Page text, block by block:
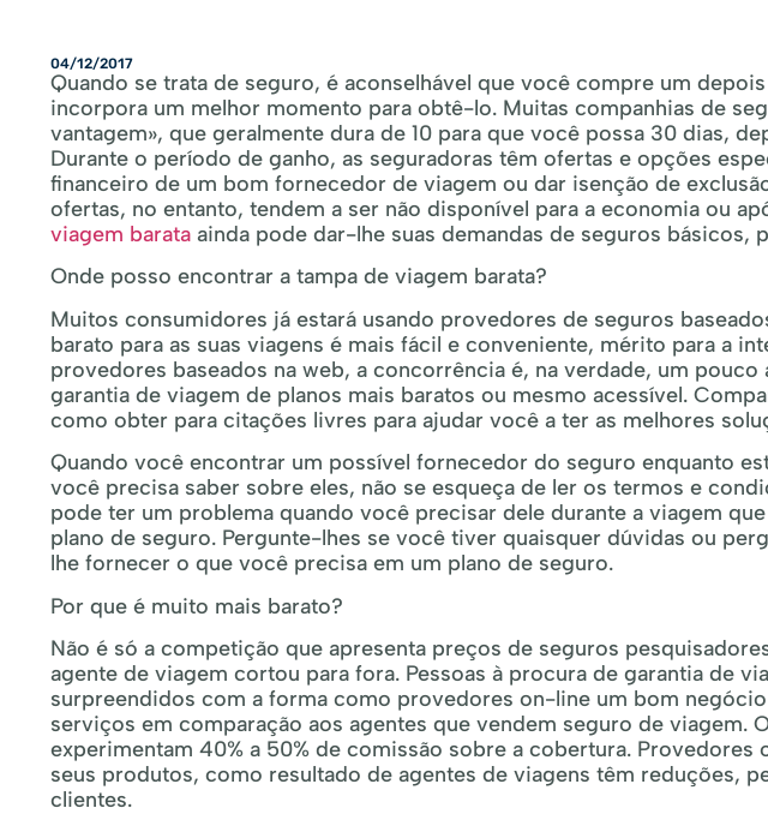
04/12/2017
Quando se trata de seguro, é aconselhável que você compre um
incorpora um melhor momento para obtê-lo. Muitas companhias de
vantagem», que geralmente dura de 10 para que você possa 30 dias,
Durante o período de ganho, as seguradoras têm ofertas e opções
financeiro de um bom fornecedor de viagem ou dar isenção de
ofertas, no entanto, tendem a ser não disponível para a economia ou
viagem barata ainda pode dar-lhe suas demandas de seguros básicos,
Onde posso encontrar a tampa de viagem barata?
Muitos consumidores já estará usando provedores de seguros
barato para as suas viagens é mais fácil e conveniente, mérito para a
provedores baseados na web, a concorrência é, na verdade, um
garantia de viagem de planos mais baratos ou mesmo acessível.
como obter para citações livres para ajudar você a ter as melhores
Quando você encontrar um possível fornecedor do seguro enquanto
você precisa saber sobre eles, não se esqueça de ler os termos e
pode ter um problema quando você precisar dele durante a viagem
plano de seguro. Pergunte-lhes se você tiver quaisquer dúvidas ou
lhe fornecer o que você precisa em um plano de seguro.
Por que é muito mais barato?
Não é só a competição que apresenta preços de seguros
agente de viagem cortou para fora. Pessoas à procura de garantia de
surpreendidos com a forma como provedores on-line um bom
serviços em comparação aos agentes que vendem seguro de viagem.
experimentam 40% a 50% de comissão sobre a cobertura. Provedores
seus produtos, como resultado de agentes de viagens têm reduções,
clientes.